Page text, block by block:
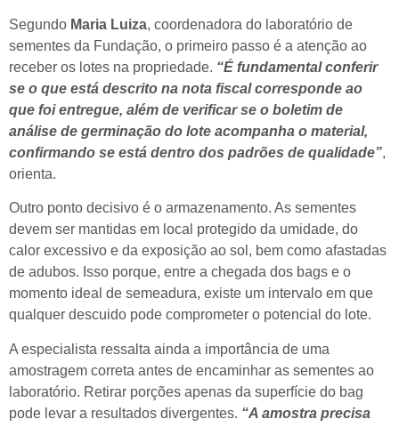
Segundo Maria Luiza, coordenadora do laboratório de
sementes da Fundação, o primeiro passo é a atenção ao
receber os lotes na propriedade. “É fundamental conferir
se o que está descrito na nota fiscal corresponde ao
que foi entregue, além de verificar se o boletim de
análise de germinação do lote acompanha o material,
confirmando se está dentro dos padrões de qualidade”,
orienta.
Outro ponto decisivo é o armazenamento. As sementes
devem ser mantidas em local protegido da umidade, do
calor excessivo e da exposição ao sol, bem como afastadas
de adubos. Isso porque, entre a chegada dos bags e o
momento ideal de semeadura, existe um intervalo em que
qualquer descuido pode comprometer o potencial do lote.
A especialista ressalta ainda a importância de uma
amostragem correta antes de encaminhar as sementes ao
laboratório. Retirar porções apenas da superfície do bag
pode levar a resultados divergentes. “A amostra precisa